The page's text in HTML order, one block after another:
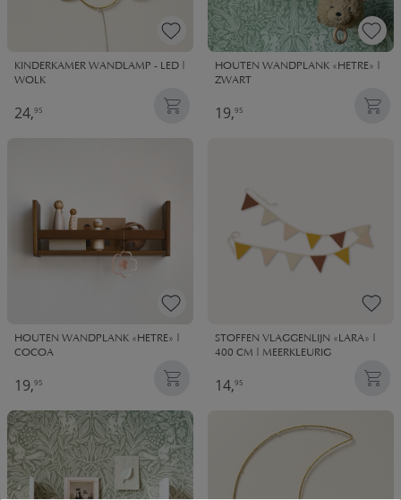
KINDERKAMER WANDLAMP - LED |
WOLK
24,95
HOUTEN WANDPLANK «HETRE» |
ZWART
19,95
HOUTEN WANDPLANK «HETRE» |
COCOA
19,95
STOFFEN VLAGGENLIJN «LARA» |
400 CM | MEERKLEURIG
14,95